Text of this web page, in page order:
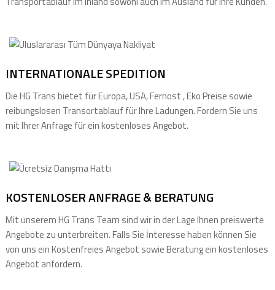
INTERNATIONALE SPEDITION
Die HG Trans bietet für Europa, USA, Fernost , Eko Preise sowie
reibungslosen Transortablauf für Ihre Ladungen. Fordern Sie uns
mit Ihrer Anfrage für ein kostenloses Angebot.
KOSTENLOSER ANFRAGE & BERATUNG
Mit unserem HG Trans Team sind wir in der Lage Ihnen preiswerte
Angebote zu unterbreiten. Falls Sie İnteresse haben können Sie
von uns ein Kostenfreies Angebot sowie Beratung ein kostenloses
Angebot anfordern.